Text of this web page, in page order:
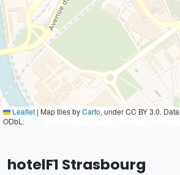
Leaflet | Map tiles byCarto, under CC BY 3.0.
ODbL.
hotelF1 Strasbourg